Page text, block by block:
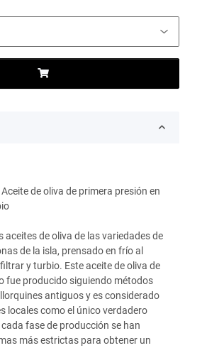
de oliva de primera presión en
aceites de oliva de las variedades de
de la isla, prensado en frío al
y turbio. Este aceite de oliva de
fue producido siguiendo métodos
antiguos y es considerado
locales como el único verdadero
fase de producción se han
más estrictas para obtener un